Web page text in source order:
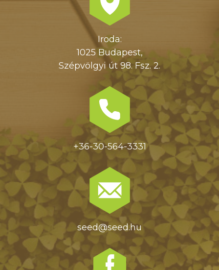
Iroda:
1025 Budapest,
Szépvölgyi út 98. Fsz. 2.
+36-30-564-3331
seed@seed.hu